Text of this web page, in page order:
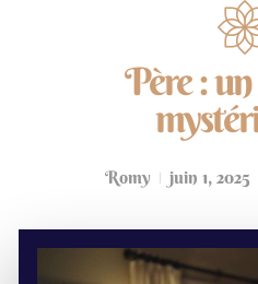
Père :
Romy juin 1, 2025